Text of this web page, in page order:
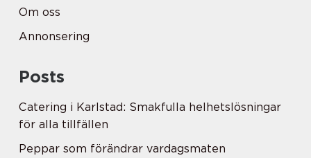
Om oss
Annonsering
Posts
Catering i Karlstad: Smakfulla helhetslösningar
för alla tillfällen
Peppar som förändrar vardagsmaten